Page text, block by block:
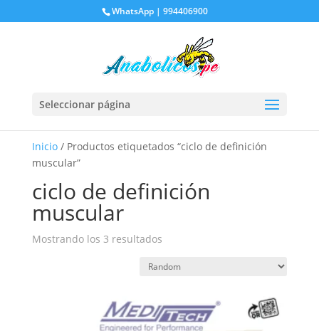
WhatsApp | 994406900
Seleccionar página
Inicio/ Productos etiquetados “ciclo de definición
muscular”
ciclo de definición
muscular
Mostrando los 3 resultados